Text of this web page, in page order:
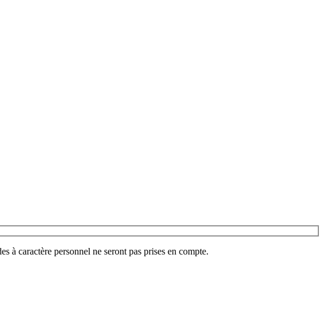
à caractère personnel ne seront pas prises en compte.